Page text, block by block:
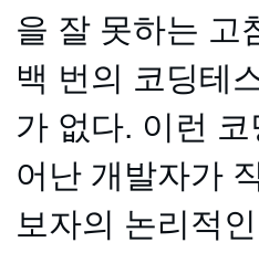
을 잘 못하는 고
백 번의 코딩테
가 없다. 이런
어난 개발자가
보자의 논리적